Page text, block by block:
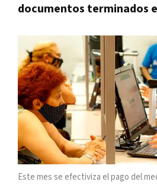
documentos terminados
Este mes se efectiviza el pago del